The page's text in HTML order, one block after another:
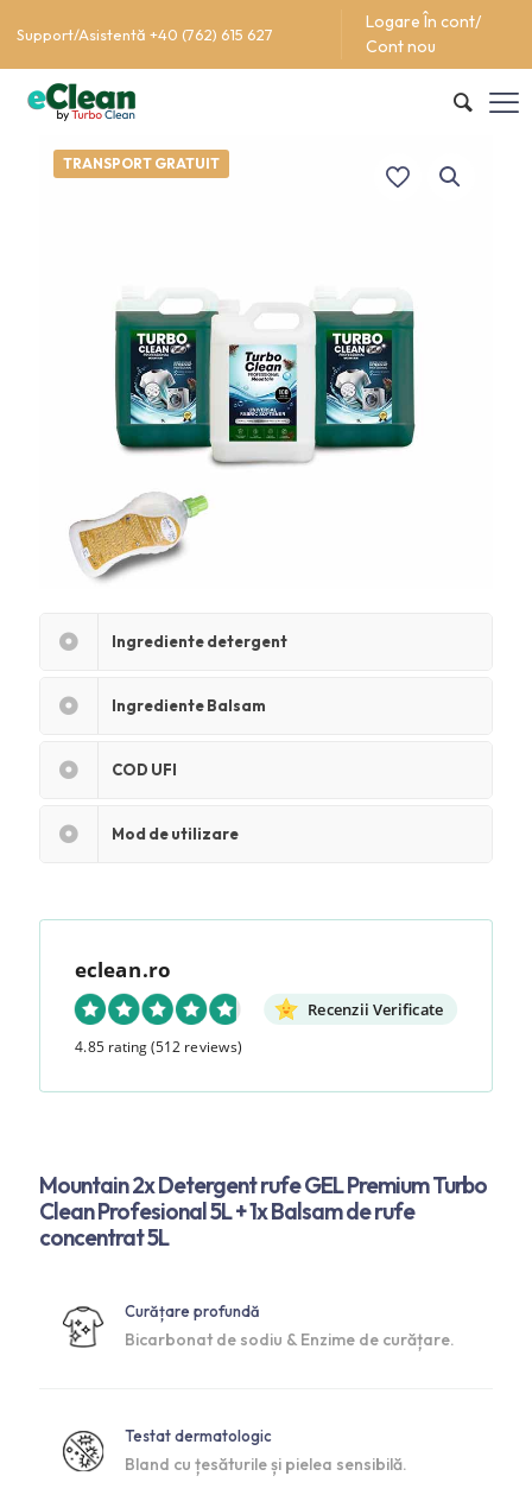
Support/Asistentă +40 (762) 615 627
Logare În cont/
Cont nou
TRANSPORT GRATUIT
Ingrediente detergent
Ingrediente Balsam
COD UFI
Mod de utilizare
eclean.ro
Recenzii Verificate
4.85 rating(512 reviews)
Mountain 2x Detergent rufe GEL Premium Turbo
Clean Profesional 5L + 1x Balsam de rufe
concentrat 5L
Curățare profundă
Bicarbonat de sodiu & Enzime de curățare.
Testat dermatologic
Bland cu țesăturile și pielea sensibilă.